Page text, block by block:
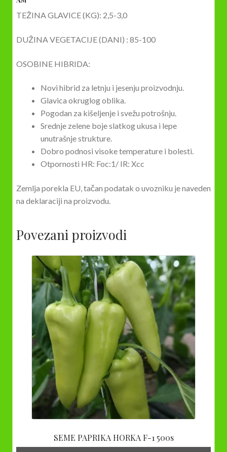
TEŽINA GLAVICE (KG): 2,5-3,0
DUŽINA VEGETACIJE (DANI) : 85-100
OSOBINE HIBRIDA:
Novi hibrid za letnju i jesenju proizvodnju.
Glavica okruglog oblika.
Pogodan za kišeljenje i svežu potrošnju.
Srednje zelene boje slatkog ukusa i lepe
unutrašnje strukture.
Dobro podnosi visoke temperature i bolesti.
Otpornosti HR: Foc:1/ IR: Xcc
Zemlja porekla EU, tačan podatak o uvozniku je naveden
na deklaraciji na proizvodu.
Povezani proizvodi
SEME PAPRIKA HORKA F-1 500s